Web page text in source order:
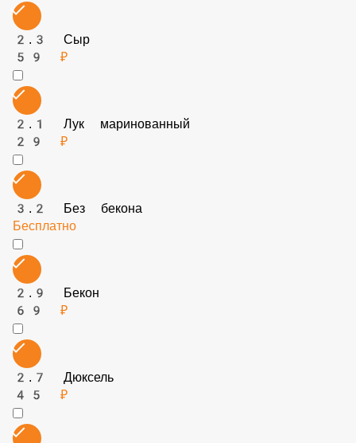
2.3 Сыр
29 ₽
3.2 Без бекона
Бесплатно
2.9 Бекон
69 ₽